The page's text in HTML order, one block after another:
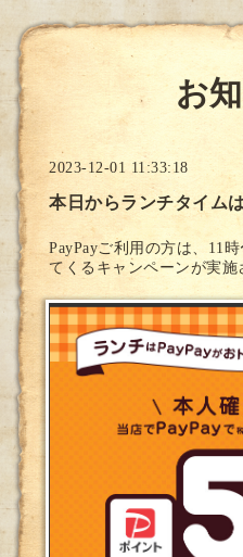
お
2023-12-01 11:33:18
本日からランチタイム
PayPayご利用の方は、11
てくるキャンペーンが実施